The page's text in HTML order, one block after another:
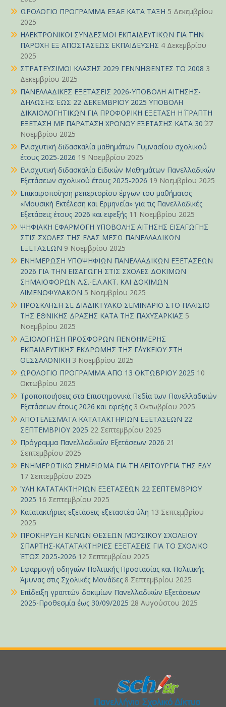
ΩΡΟΛΟΓΙΟ ΠΡΟΓΡΑΜΜΑ ΕΞΑΕ ΚΑΤΑ ΤΑΞΗ 5 Δεκεμβρίου
2025
ΗΛΕΚΤΡΟΝΙΚΟΙ ΣΥΝΔΕΣΜΟΙ ΕΚΠΑΙΔΕΥΤΙΚΩΝ ΓΙΑ ΤΗΝ
ΠΑΡΟΧΗ ΕΞ ΑΠΟΣΤΑΣΕΩΣ ΕΚΠΑΙΔΕΥΣΗΣ 4 Δεκεμβρίου
2025
ΣΤΡΑΤΕΥΣΙΜΟΙ ΚΛΑΣΗΣ 2029 ΓΕΝΝΗΘΕΝΤΕΣ ΤΟ 2008 3
Δεκεμβρίου 2025
ΠΑΝΕΛΛΑΔΙΚΕΣ ΕΞΕΤΑΣΕΙΣ 2026-ΥΠΟΒΟΛΗ ΑΙΤΗΣΗΣ-
ΔΗΛΩΣΗΣ ΕΩΣ 22 ΔΕΚΕΜΒΡΙΟΥ 2025 ΥΠΟΒΟΛΗ
ΔΙΚΑΙΟΛΟΓΗΤΙΚΩΝ ΓΙΑ ΠΡΟΦΟΡΙΚΗ ΕΞΕΤΑΣΗ Η΄ ΓΡΑΠΤΗ
ΕΞΕΤΑΣΗ ΜΕ ΠΑΡΑΤΑΣΗ ΧΡΟΝΟΥ ΕΞΕΤΑΣΗΣ ΚΑΤΑ 30΄ 27
Νοεμβρίου 2025
Ενισχυτική διδασκαλία μαθημάτων Γυμνασίου σχολικού
έτους 2025-2026 19 Νοεμβρίου 2025
Ενισχυτική διδασκαλία Ειδικών Μαθημάτων Πανελλαδικών
Εξετάσεων σχολικού έτους 2025-2026 19 Νοεμβρίου 2025
Επικαιροποίηση ρεπερτορίου έργων του μαθήματος
«Μουσική Εκτέλεση και Ερμηνεία» για τις Πανελλαδικές
Εξετάσεις έτους 2026 και εφεξής 11 Νοεμβρίου 2025
ΨΗΦΙΑΚΗ ΕΦΑΡΜΟΓΗ ΥΠΟΒΟΛΗΣ ΑΙΤΗΣΗΣ ΕΙΣΑΓΩΓΗΣ
ΣΤΙΣ ΣΧΟΛΕΣ ΤΗΣ ΕΛΑΣ ΜΕΣΩ ΠΑΝΕΛΛΑΔΙΚΩΝ
ΕΞΕΤΑΣΕΩΝ 9 Νοεμβρίου 2025
ΕΝΗΜΕΡΩΣΗ ΥΠΟΨΗΦΙΩΝ ΠΑΝΕΛΛΑΔΙΚΩΝ ΕΞΕΤΑΣΕΩΝ
2026 ΓΙΑ ΤΗΝ ΕΙΣΑΓΩΓΗ ΣΤΙΣ ΣΧΟΛΕΣ ΔΟΚΙΜΩΝ
ΣΗΜΑΙΟΦΟΡΩΝ Λ.Σ.-Ε.Λ.ΑΚΤ. ΚΑΙ ΔΟΚΙΜΩΝ
ΛΙΜΕΝΟΦΥΛΑΚΩΝ 5 Νοεμβρίου 2025
ΠΡΟΣΚΛΗΣΗ ΣΕ ΔΙΑΔΙΚΤΥΑΚΟ ΣΕΜΙΝΑΡΙΟ ΣΤΟ ΠΛΑΙΣΙΟ
ΤΗΣ ΕΘΝΙΚΗΣ ΔΡΑΣΗΣ ΚΑΤΑ ΤΗΣ ΠΑΧΥΣΑΡΚΙΑΣ 5
Νοεμβρίου 2025
ΑΞΙΟΛΟΓΗΣΗ ΠΡΟΣΦΟΡΩΝ ΠΕΝΘΗΜΕΡΗΣ
ΕΚΠΑΙΔΕΥΤΙΚΗΣ ΕΚΔΡΟΜΗΣ ΤΗΣ Γ΄ΛΥΚΕΙΟΥ ΣΤΗ
ΘΕΣΣΑΛΟΝΙΚΗ 3 Νοεμβρίου 2025
ΩΡΟΛΟΓΙΟ ΠΡΟΓΡΑΜΜΑ ΑΠΟ 13 ΟΚΤΩΒΡΙΟΥ 2025 10
Οκτωβρίου 2025
Τροποποιήσεις στα Επιστημονικά Πεδία των Πανελλαδικών
Εξετάσεων έτους 2026 και εφεξής 3 Οκτωβρίου 2025
ΑΠΟΤΕΛΕΣΜΑΤΑ ΚΑΤΑΤΑΚΤΗΡΙΩΝ ΕΞΕΤΑΣΕΩΝ 22
ΣΕΠΤΕΜΒΡΙΟΥ 2025 22 Σεπτεμβρίου 2025
Πρόγραμμα Πανελλαδικών Εξετάσεων 2026 21
Σεπτεμβρίου 2025
ΕΝΗΜΕΡΩΤΙΚΟ ΣΗΜΕΙΩΜΑ ΓΙΑ ΤΗ ΛΕΙΤΟΥΡΓΙΑ ΤΗΣ ΕΔΥ
17 Σεπτεμβρίου 2025
ΎΛΗ ΚΑΤΑΤΑΚΤΗΡΙΩΝ ΕΞΕΤΑΣΕΩΝ 22 ΣΕΠΤΕΜΒΡΙΟΥ
2025 16 Σεπτεμβρίου 2025
Κατατακτήριες εξετάσεις-εξεταστέα ύλη 13 Σεπτεμβρίου
2025
ΠΡΟΚΗΡΥΞΗ ΚΕΝΩΝ ΘΕΣΕΩΝ ΜΟΥΣΙΚΟΥ ΣΧΟΛΕΙΟΥ
ΣΠΑΡΤΗΣ-ΚΑΤΑΤΑΚΤΗΡΙΕΣ ΕΞΕΤΑΣΕΙΣ ΓΙΑ ΤΟ ΣΧΟΛΙΚΟ
ΈΤΟΣ 2025-2026 12 Σεπτεμβρίου 2025
Εφαρμογή οδηγιών Πολιτικής Προστασίας και Πολιτικής
Άμυνας στις Σχολικές Μονάδες 8 Σεπτεμβρίου 2025
Επίδειξη γραπτών δοκιμίων Πανελλαδικών Εξετάσεων
2025-Προθεσμία έως 30/09/2025 28 Αυγούστου 2025